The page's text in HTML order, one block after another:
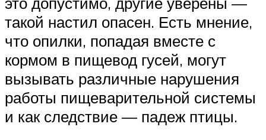
такой настил опасен. Есть мнение,
что опилки, попадая вместе с
кормом в пищевод гусей, могут
вызывать различные нарушения
работы пищеварительной системы
и как следствие — падеж птицы.